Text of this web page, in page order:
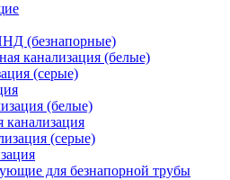
(безнапорные)
канализация (белые)
(серые)
(белые)
(серые)
для безнапорной трубы